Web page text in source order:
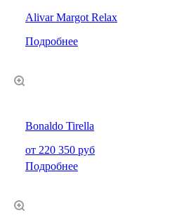
Alivar Margot Relax
Подробнее
Bonaldo Tirella
от 220 350 руб
Подробнее